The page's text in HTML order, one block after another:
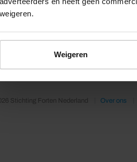
weigeren.
Weigeren
Stichting Forten Nederland Over ons